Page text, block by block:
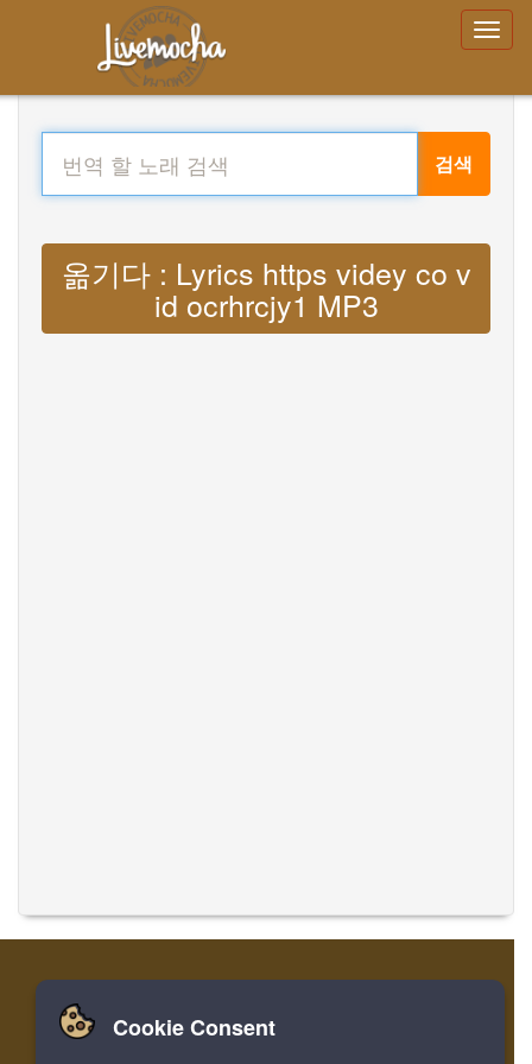
검색
옮기다 : Lyrics https videy co v
id ocrhrcjy1 MP3
집 로그인 레지스터
Cookie Consent